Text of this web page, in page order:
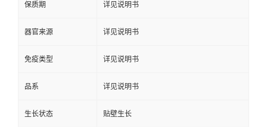
保质期 详见说明书
器官来源 详见说明书
免疫类型 详见说明书
品系 详见说明书
生长状态 贴壁生长